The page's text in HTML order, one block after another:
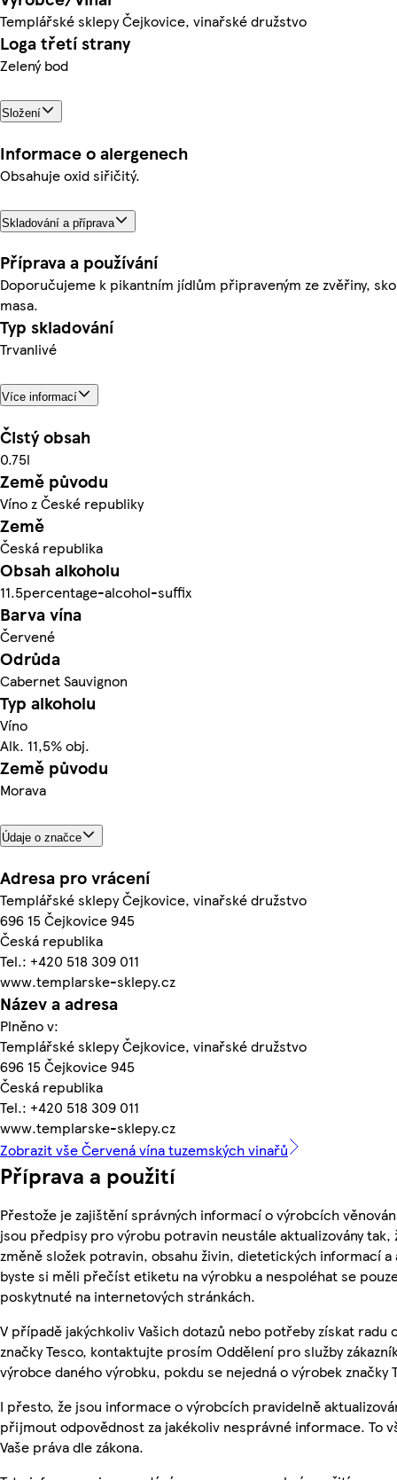
Templářské sklepy Čejkovice, vinařské družstvo
Loga třetí strany
Zelený bod
Složení
Informace o alergenech
Obsahuje oxid siřičitý.
Skladování a příprava
Příprava a používání
Doporučujeme k pikantním jídlům připraveným ze zvěřiny,
masa.
Typ skladování
Trvanlivé
Více informací
Čistý obsah
0.75l
Země původu
Víno z České republiky
Země
Česká republika
Obsah alkoholu
11.5percentage-alcohol-suffix
Barva vína
Červené
Odrůda
Cabernet Sauvignon
Typ alkoholu
Víno
Alk. 11,5% obj.
Země původu
Morava
Údaje o značce
Adresa pro vrácení
Templářské sklepy Čejkovice, vinařské družstvo
696 15 Čejkovice 945
Česká republika
Tel.: +420 518 309 011
www.templarske-sklepy.cz
Název a adresa
Plněno v:
Templářské sklepy Čejkovice, vinařské družstvo
696 15 Čejkovice 945
Česká republika
Tel.: +420 518 309 011
www.templarske-sklepy.cz
Zobrazit vše Červená vína tuzemských vinařů
Příprava a použití
Přestože je zajištění správných informací o výrobcích
jsou předpisy pro výrobu potravin neustále aktualizovány tak,
změně složek potravin, obsahu živin, dietetických informací a
byste si měli přečíst etiketu na výrobku a nespoléhat se
poskytnuté na internetových stránkách.
V případě jakýchkoliv Vašich dotazů nebo potřeby získat radu
značky Tesco, kontaktujte prosím Oddělení pro služby
výrobce daného výrobku, pokdu se nejedná o výrobek značky
I přesto, že jsou informace o výrobcích pravidelně
přijmout odpovědnost za jakékoliv nesprávné informace. To
Vaše práva dle zákona.